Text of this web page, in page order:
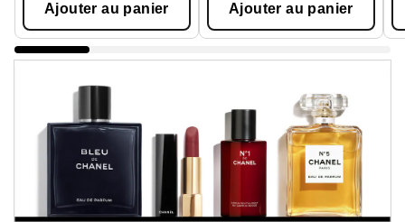
Ajouter au panier Ajouter au panier